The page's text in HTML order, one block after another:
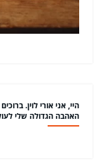
היי, אני אורי לוין.
האהבה הגדולה שלי